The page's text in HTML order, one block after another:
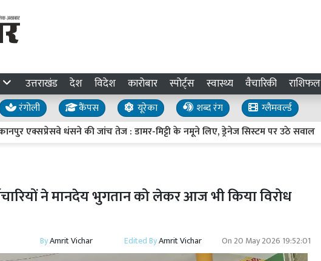
उत्तराखंड देश विदेश कारोबार स्पोर्ट्स स्वास्थ्य वैचारिकी राशिफल
रंगोली कैंपस यूरेका शब्द रंग
ग्लैमवर्ल्ड
धंसने की जांच तेज : डामर-मिट्टी के नमूने लिए, ड्रेनेज सिस्टम पर उठे सवाल
ने मानदेय भुगतान को लेकर आज भी किया विरोध
ByAmrit Vichar Edited ByAmrit Vichar On 20 May 2026 19:52:01